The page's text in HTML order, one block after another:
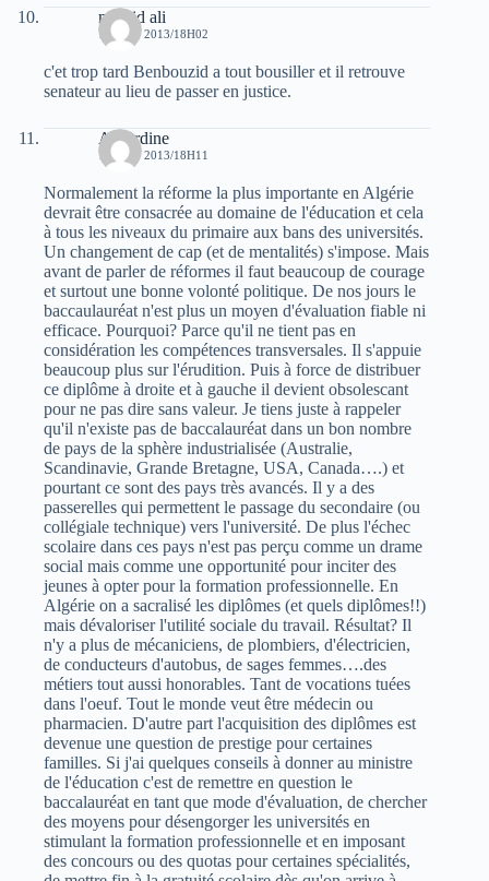
madjid ali
15 JUIN 2013/18H02
c'et trop tard Benbouzid a tout bousiller et il retrouve
senateur au lieu de passer en justice.
Al Jardine
15 JUIN 2013/18H11
Normalement la réforme la plus importante en Algérie
devrait être consacrée au domaine de l'éducation et cela
à tous les niveaux du primaire aux bans des universités.
Un changement de cap (et de mentalités) s'impose. Mais
avant de parler de réformes il faut beaucoup de courage
et surtout une bonne volonté politique. De nos jours le
baccaulauréat n'est plus un moyen d'évaluation fiable ni
efficace. Pourquoi? Parce qu'il ne tient pas en
considération les compétences transversales. Il s'appuie
beaucoup plus sur l'érudition. Puis à force de distribuer
ce diplôme à droite et à gauche il devient obsolescant
pour ne pas dire sans valeur. Je tiens juste à rappeler
qu'il n'existe pas de baccalauréat dans un bon nombre
de pays de la sphère industrialisée (Australie,
Scandinavie, Grande Bretagne, USA, Canada….) et
pourtant ce sont des pays très avancés. Il y a des
passerelles qui permettent le passage du secondaire (ou
collégiale technique) vers l'université. De plus l'échec
scolaire dans ces pays n'est pas perçu comme un drame
social mais comme une opportunité pour inciter des
jeunes à opter pour la formation professionnelle. En
Algérie on a sacralisé les diplômes (et quels diplômes!!)
mais dévaloriser l'utilité sociale du travail. Résultat? Il
n'y a plus de mécaniciens, de plombiers, d'électricien,
de conducteurs d'autobus, de sages femmes….des
métiers tout aussi honorables. Tant de vocations tuées
dans l'oeuf. Tout le monde veut être médecin ou
pharmacien. D'autre part l'acquisition des diplômes est
devenue une question de prestige pour certaines
familles. Si j'ai quelques conseils à donner au ministre
de l'éducation c'est de remettre en question le
baccalauréat en tant que mode d'évaluation, de chercher
des moyens pour désengorger les universités en
stimulant la formation professionnelle et en imposant
des concours ou des quotas pour certaines spécialités,